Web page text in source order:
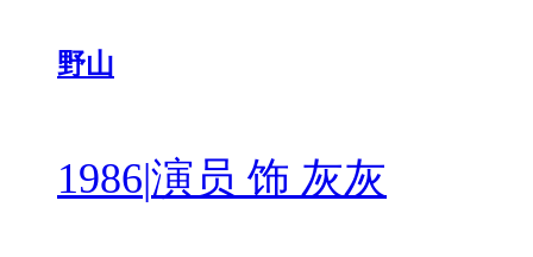
野山
1986|演员 饰 灰灰